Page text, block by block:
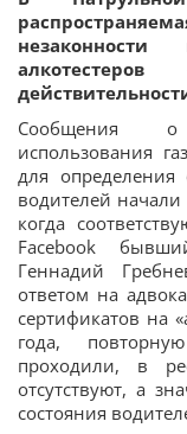
незаконности
Сообщения о
использования
для определения
водителей начали
когда
Facebook
Геннадий
ответом на
сертификатов на
года,
проходили, в
отсутствуют, а
состояния